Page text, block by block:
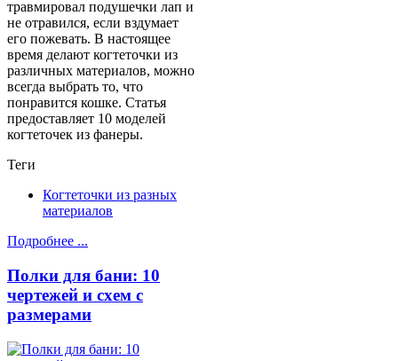
травмировал подушечки лап и
не отравился, если вздумает
его пожевать. В настоящее
время делают когтеточки из
различных материалов, можно
всегда выбрать то, что
понравится кошке. Статья
предоставляет 10 моделей
когтеточек из фанеры.
Теги
Когтеточки из разных
материалов
Подробнее ...
Полки для бани: 10
чертежей и схем с
размерами